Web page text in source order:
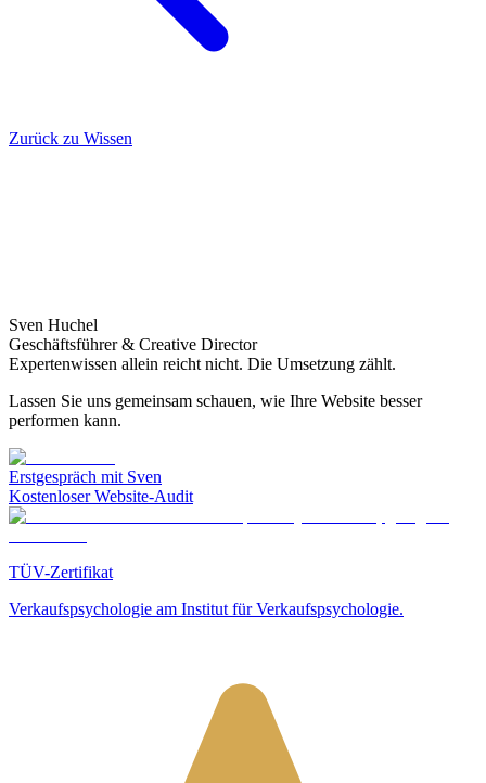
Zurück zu Wissen
Sven Huchel
Geschäftsführer & Creative Director
Expertenwissen allein reicht nicht. Die Umsetzung zählt.
Lassen Sie uns gemeinsam schauen, wie Ihre Website besser
performen kann.
Erstgespräch mit Sven
Kostenloser Website-Audit
TÜV-Zertifikat
Verkaufspsychologie am Institut für Verkaufspsychologie.